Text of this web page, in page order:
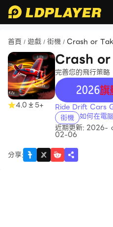
首頁 / 遊戲 / 街機 / Crash or
4.0 5+
Crash
完善您的飛行策略
recommend
Ride Drift Cars
街機 如何在電
近期更新: 2026-
02-06
分享: